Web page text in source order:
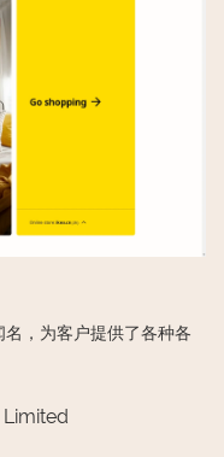
，为客户提供了各种各
Limited